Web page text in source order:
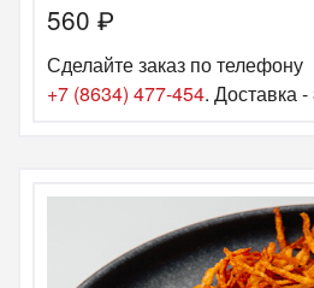
560 ₽
Сделайте заказ по телефону
+7 (8634) 477-454. Доставка